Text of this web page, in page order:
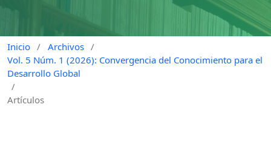
Inicio / Archivos /
Vol. 5 Núm. 1 (2026): Convergencia del Conocimiento para el
Desarrollo Global
/
Artículos